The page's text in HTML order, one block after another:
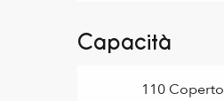
Capacità
110 Coperto